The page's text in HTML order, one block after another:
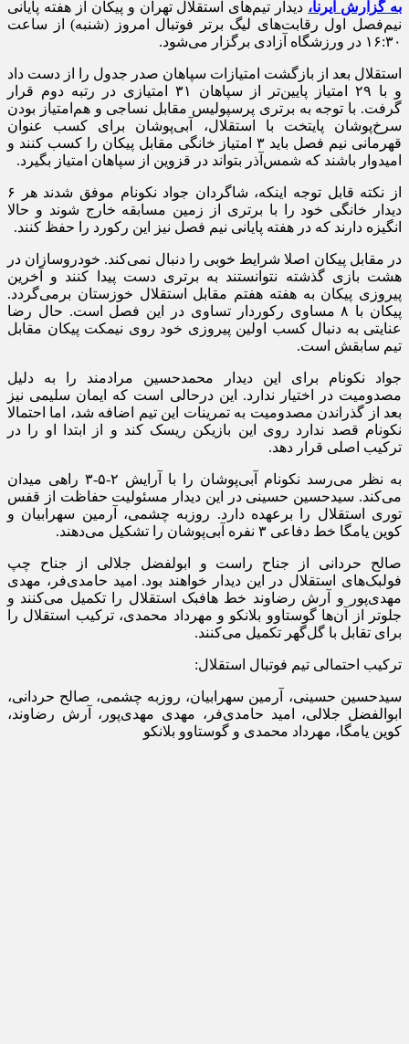
به گزارش ایرنا، دیدار تیم‌های استقلال تهران و پیکان از هفته پایانی
نیم‌فصل اول رقابت‌های لیگ برتر فوتبال امروز (شنبه) از ساعت
۱۶:۳۰ در ورزشگاه آزادی برگزار می‌شود.
استقلال بعد از بازگشت امتیازات سپاهان صدر جدول را از دست داد
و با ۲۹ امتیاز پایین‌تر از سپاهان ۳۱ امتیازی در رتبه دوم قرار
گرفت. با توجه به برتری پرسپولیس مقابل نساجی و هم‌امتیاز بودن
سرخ‌پوشان پایتخت با استقلال، آبی‌پوشان برای کسب عنوان
قهرمانی نیم فصل باید ۳ امتیاز خانگی مقابل پیکان را کسب کنند و
امیدوار باشند که شمس‌آذر بتواند در قزوین از سپاهان امتیاز بگیرد.
از نکته قابل توجه اینکه، شاگردان جواد نکونام موفق شدند هر ۶
دیدار خانگی خود را با برتری از زمین مسابقه خارج شوند و حالا
انگیزه دارند که در هفته پایانی نیم فصل نیز این رکورد را حفظ کنند.
در مقابل پیکان اصلا شرایط خوبی را دنبال نمی‌کند. خودروسازان در
هشت بازی گذشته نتوانستند به برتری دست پیدا کنند و آخرین
پیروزی پیکان به هفته هفتم مقابل استقلال خوزستان برمی‌گردد.
پیکان با ۸ مساوی رکوردار تساوی در این فصل است. حال رضا
عنایتی به دنبال کسب اولین پیروزی خود روی نیمکت پیکان مقابل
تیم سابقش است.
جواد نکونام برای این دیدار محمدحسین مرادمند را به دلیل
مصدومیت در اختیار ندارد. این درحالی است که ایمان سلیمی نیز
بعد از گذراندن مصدومیت به تمرینات این تیم اضافه شد، اما احتمالا
نکونام قصد ندارد روی این بازیکن ریسک کند و از ابتدا او را در
ترکیب اصلی قرار دهد.
به نظر می‌رسد نکونام آبی‌پوشان را با آرایش ۲-۵-۳ راهی میدان
می‌کند. سیدحسین حسینی در این دیدار مسئولیت حفاظت از قفس
توری استقلال را برعهده دارد. روزبه چشمی، آرمین سهرابیان و
کوین یامگا خط دفاعی ۳ نفره آبی‌پوشان را تشکیل می‌دهند.
صالح حردانی از جناح راست و ابولفضل جلالی از جناح چپ
فولبک‌های استقلال در این دیدار خواهند بود. امید حامدی‌فر، مهدی
مهدی‌پور و آرش رضاوند خط هافبک استقلال را تکمیل می‌کنند و
جلوتر از آن‌ها گوستاوو بلانکو و مهرداد محمدی، ترکیب استقلال را
برای تقابل با گل‌گهر تکمیل می‌کنند.
ترکیب احتمالی تیم فوتبال استقلال:
سیدحسین حسینی، آرمین سهرابیان، روزبه چشمی، صالح حردانی،
ابوالفضل جلالی، امید حامدی‌فر، مهدی مهدی‌پور، آرش رضاوند،
کوین یامگا، مهرداد محمدی و گوستاوو بلانکو